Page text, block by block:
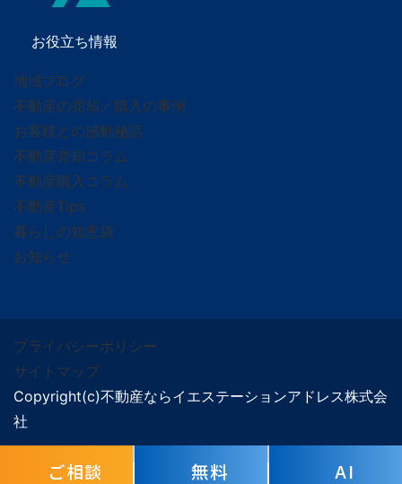
お役立ち情報
地域ブログ
不動産の売却／購入の事例
お客様との感動秘話
不動産売却コラム
不動産購入コラム
不動産Tips
暮らしの知恵袋
お知らせ
プライバシーポリシー
サイトマップ
Copyright(c)不動産ならイエステーションアドレス株式会
社
ご相談
無料
AI